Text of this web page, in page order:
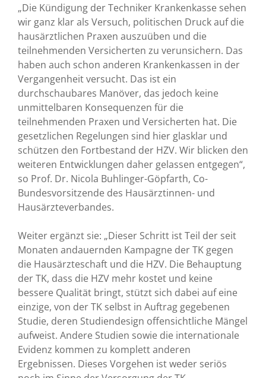
„Die Kündigung der Techniker Krankenkasse sehen
wir ganz klar als Versuch, politischen Druck auf die
hausärztlichen Praxen auszuüben und die
teilnehmenden Versicherten zu verunsichern. Das
haben auch schon anderen Krankenkassen in der
Vergangenheit versucht. Das ist ein
durchschaubares Manöver, das jedoch keine
unmittelbaren Konsequenzen für die
teilnehmenden Praxen und Versicherten hat. Die
gesetzlichen Regelungen sind hier glasklar und
schützen den Fortbestand der HZV. Wir blicken den
weiteren Entwicklungen daher gelassen entgegen“,
so Prof. Dr. Nicola Buhlinger-Göpfarth, Co-
Bundesvorsitzende des Hausärztinnen- und
Hausärzteverbandes.
Weiter ergänzt sie: „Dieser Schritt ist Teil der seit
Monaten andauernden Kampagne der TK gegen
die Hausärzteschaft und die HZV. Die Behauptung
der TK, dass die HZV mehr kostet und keine
bessere Qualität bringt, stützt sich dabei auf eine
einzige, von der TK selbst in Auftrag gegebenen
Studie, deren Studiendesign offensichtliche Mängel
aufweist. Andere Studien sowie die internationale
Evidenz kommen zu komplett anderen
Ergebnissen. Dieses Vorgehen ist weder seriös